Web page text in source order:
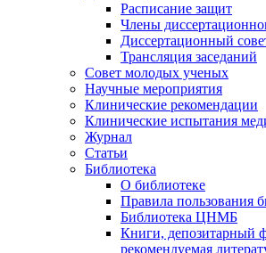
Расписание защит
Члены
Диссертационный
Трансляция заседаний
Совет молодых ученых
Научные мероприятия
Клинические рекомендации
Клинические испытания
Журнал
Статьи
Библиотека
О библиотеке
Правила пользования
Библиотека ЦНМБ
Книги, депозитарный
рекомендуемая